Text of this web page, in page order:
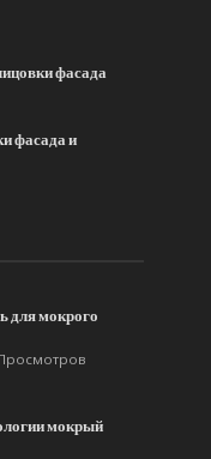
фасада
фасада и
для мокрого
мокрый